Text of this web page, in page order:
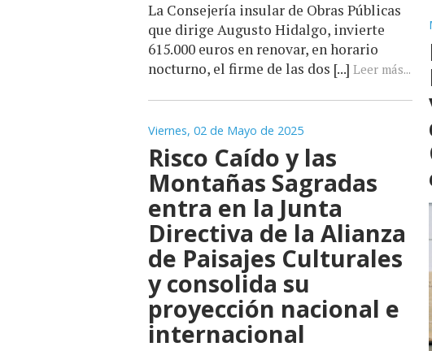
La Consejería insular de Obras Públicas
que dirige Augusto Hidalgo, invierte
615.000 euros en renovar, en horario
nocturno, el firme de las dos [...] Leer más...
Viernes, 02 de Mayo de 2025
Risco Caído y las
Montañas Sagradas
entra en la Junta
Directiva de la Alianza
de Paisajes Culturales
y consolida su
proyección nacional e
internacional